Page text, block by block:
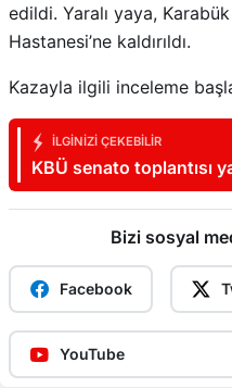
edildi. Yaralı yaya,
Hastanesi’ne kaldırıldı.
Kazayla ilgili inceleme
İLGINIZI ÇEKEBILIR
KBÜ senato toplantısı
Bizi sosyal
Facebook
YouTube